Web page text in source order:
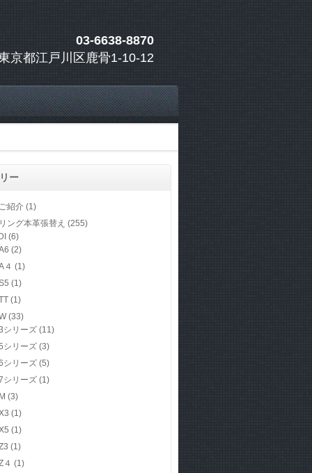
03-6638-8870
京都江戸川区鹿骨1-10-12
ー
紹介 (1)
ング本革張替え (255)
(6)
(2)
４ (1)
(1)
(1)
(33)
シリーズ (11)
シリーズ (3)
シリーズ (5)
シリーズ (1)
M (3)
(1)
(1)
(1)
４ (1)